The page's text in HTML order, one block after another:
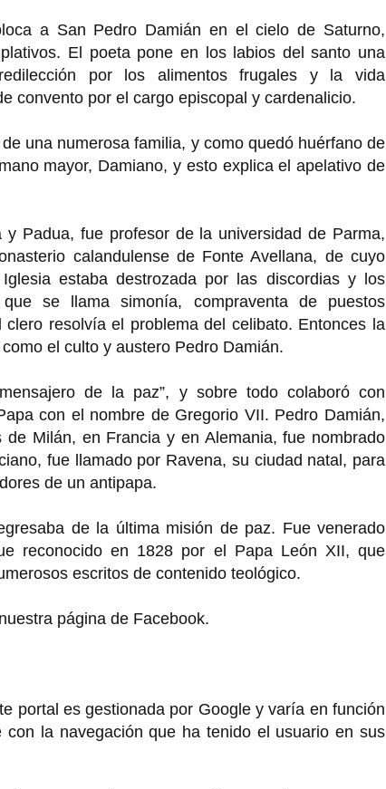
a San Pedro Damián en el cielo de Saturno,
El poeta pone en los labios del santo una
por los alimentos frugales y la vida
convento por el cargo episcopal y cardenalicio.
una numerosa familia, y como quedó huérfano de
mayor, Damiano, y esto explica el apelativo de
Padua, fue profesor de la universidad de Parma,
calandulense de Fonte Avellana, de cuyo
estaba destrozada por las discordias y los
se llama simonía, compraventa de puestos
resolvía el problema del celibato. Entonces la
el culto y austero Pedro Damián.
de la paz”, y sobre todo colaboró con
con el nombre de Gregorio VII. Pedro Damián,
Milán, en Francia y en Alemania, fue nombrado
fue llamado por Ravena, su ciudad natal, para
de un antipapa.
de la última misión de paz. Fue venerado
reconocido en 1828 por el Papa León XII, que
escritos de contenido teológico.
página de Facebook.
portal es gestionada por Google y varía en función
la navegación que ha tenido el usuario en sus